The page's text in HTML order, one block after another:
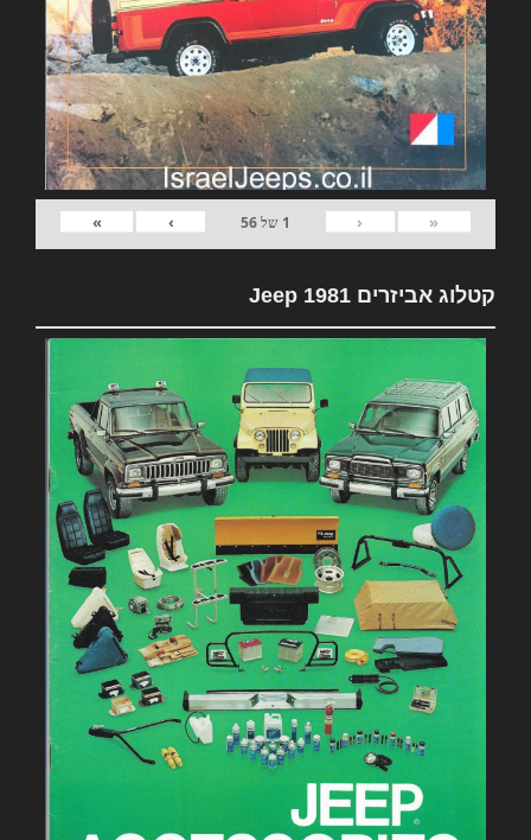
«
‹
1 של56
›
»
קטלוג אביזרים 1981 Jeep